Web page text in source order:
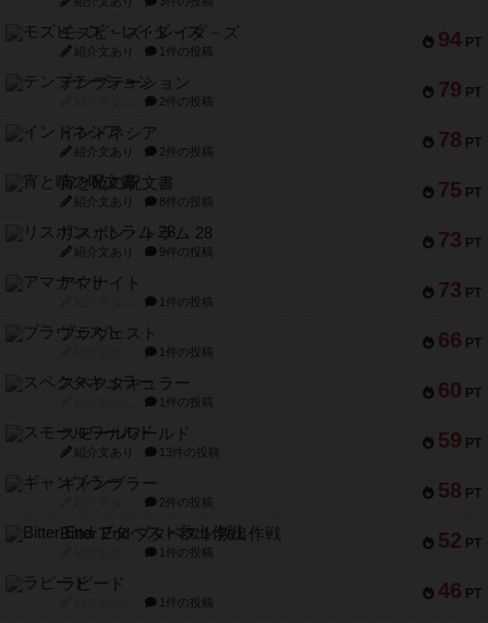
94 PT
モズビ－ズ・レイダ－ズ
紹介文あり 1件の投稿
79 PT
テンプテーション
2件の投稿
78 PT
インドネシア
紹介文あり 2件の投稿
75 PT
宵と暁の呪文書
紹介文あり 8件の投稿
73 PT
リスボン・トラム 28
紹介文あり 9件の投稿
73 PT
アマナイト
1件の投稿
66 PT
ブラヴェスト
1件の投稿
60 PT
スペクタキュラー
1件の投稿
59 PT
スモールワールド
紹介文あり 13件の投稿
58 PT
ギャンブラー
2件の投稿
52 PT
Bitter End ブタペスト救出作戦
1件の投稿
46 PT
ラピード
1件の投稿